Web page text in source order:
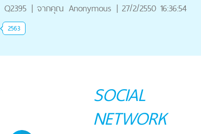
Q2395 | จากคุณ Anonymous | 27/2/2550 16:36:54
2563
SOCIAL
NETWORK